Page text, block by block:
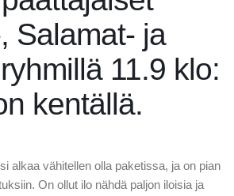
Salamat- ja
11.9 klo:
kentällä.
alkaa vähitellen olla paketissa, ja on pian
On ollut ilo nähdä paljon iloisia ja